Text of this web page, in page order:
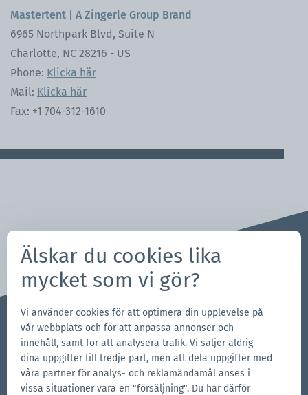
Mastertent | A Zingerle Group Brand
6965 Northpark Blvd, Suite N
Charlotte, NC 28216 - US
Phone: Klicka här
Mail: Klicka här
Fax: +1 704-312-1610
Frågor, önskemål?
Vi står till ditt förfogande!
704-312-1600
Älskar du cookies lika
mycket som vi gör?
Vi använder cookies för att optimera din upplevelse på
vår webbplats och för att anpassa annonser och
innehåll, samt för att analysera trafik. Vi säljer aldrig
dina uppgifter till tredje part, men att dela uppgifter med
våra partner för analys- och reklamändamål anses i
vissa situationer vara en "försäljning". Du har därför